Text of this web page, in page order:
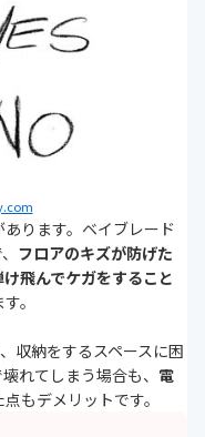
ります。ベイブレード
フロアのキズが防げた
飛んでケガをすること
。
収納をするスペースに困
れてしまう場合も、 電
もデメリットです。